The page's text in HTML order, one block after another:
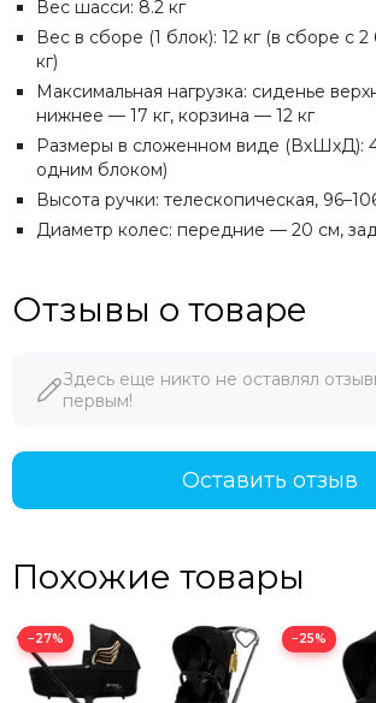
Вес шасси: 8.2 кг
Вес в сборе (1 блок): 12 кг (в сборе с
кг)
Максимальная нагрузка: сиденье
нижнее — 17 кг, корзина — 12 кг
Размеры в сложенном виде (ВхШхД):
одним блоком)
Высота ручки: телескопическая,
Диаметр колес: передние — 20 см,
Отзывы о товаре
Здесь еще никто не оставлял
первым!
Оставить отзыв
Похожие товары
−27% −25%